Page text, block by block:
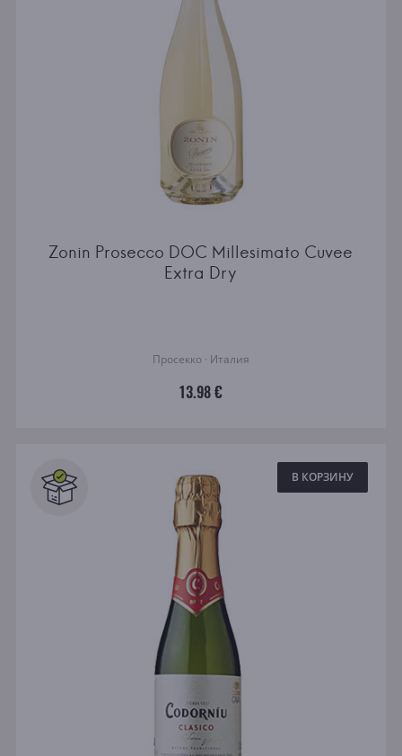
Zonin Prosecco DOC Millesimato Cuvee
Extra Dry
Просекко · Италия
13.98 €
В КОРЗИНУ